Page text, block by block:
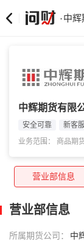
·中辉
中辉期货有限
安全可靠 新客
业务范围
营业部信息
营业部信息
所属期货公司： 中